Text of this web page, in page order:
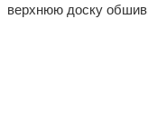
верхнюю доску